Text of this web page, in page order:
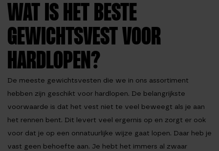
WAT IS HET BESTE
GEWICHTSVEST VOOR
HARDLOPEN?
De meeste gewichtsvesten die we in ons assortiment
hebben zijn geschikt voor hardlopen. De belangrijkste
voorwaarde is dat het vest niet te veel beweegt als je aan
het rennen bent. Dit levert veel ergernis op en zorgt er ook
voor dat je op een onnatuurlijke wijze gaat lopen. Daar heb je
vast geen behoefte aan. Je hebt het immers al zwaar